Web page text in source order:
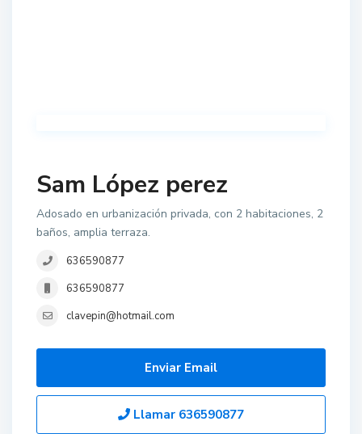
Sam López perez
Adosado en urbanización privada, con 2 habitaciones, 2
baños, amplia terraza.
636590877
636590877
clavepin@hotmail.com
Enviar Email
Llamar 636590877